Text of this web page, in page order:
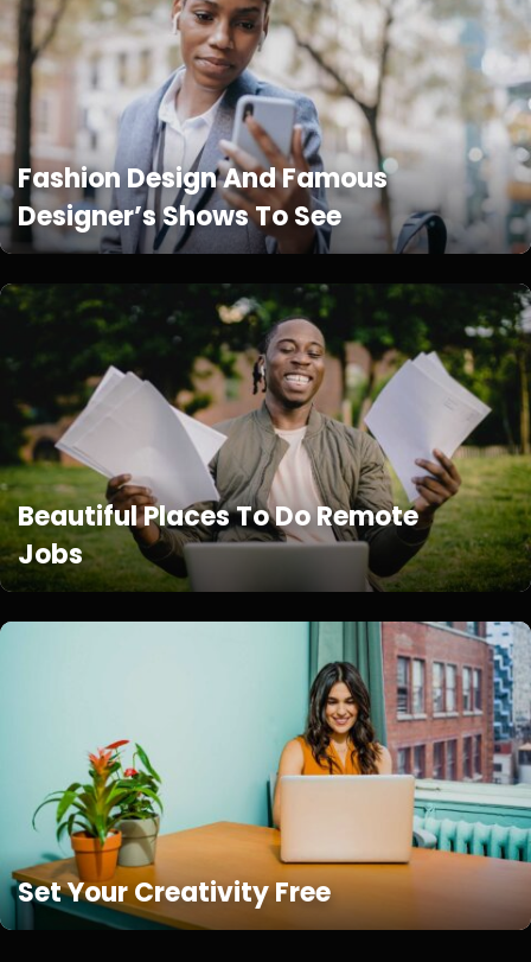
Fashion Design And Famous
Designer’s Shows To See
Beautiful Places To Do Remote
Jobs
Set Your Creativity Free